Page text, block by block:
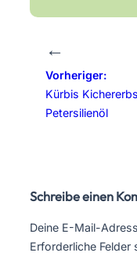
←
Vorheriger:
Kürbis
Petersilienöl
Schreibe einen
Deine E-Mail-
Erforderliche Felder